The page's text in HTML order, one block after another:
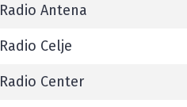
Radio Antena
Radio Celje
Radio Center